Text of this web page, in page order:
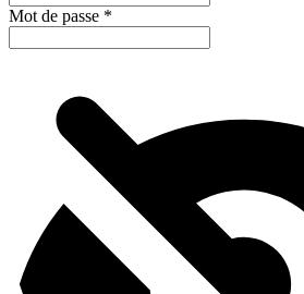
Mot de passe *